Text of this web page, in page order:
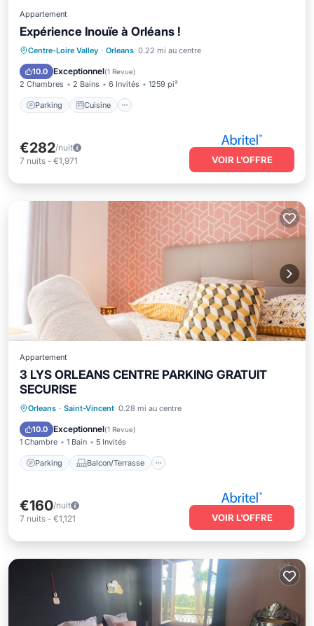
Appartement
Expérience Inouïe à Orléans !
Centre-Loire Valley · Orleans 0.22 mi au centre
10.0 Exceptionnel(1 Revue)
2 Chambres 2 Bains 6 Invités 1259 pi²
Parking Cuisine
Parking Cuisine
Internet
Adapté aux enfants
€282/nuit
7 nuits - €1,971 VOIR L’OFFRE
Appartement
3 LYS ORLEANS CENTRE PARKING GRATUIT
SECURISE
Orleans · Saint-Vincent 0.28 mi au centre
10.0 Exceptionnel(1 Revue)
1 Chambre 1 Bain 5 Invités
Parking Balcon/Terrasse
Parking Balcon/Terrasse
Internet
€160/nuit
7 nuits - €1,121 VOIR L’OFFRE